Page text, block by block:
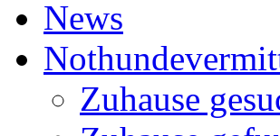
News
Zuhause